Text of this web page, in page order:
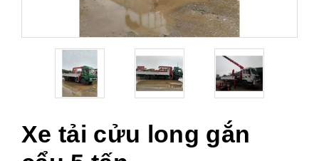
Xe tải cửu long gắn